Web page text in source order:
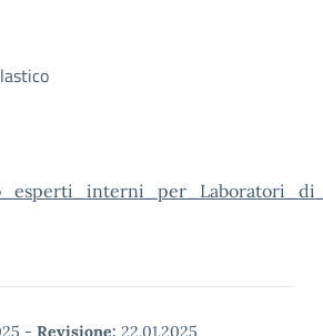
- Revisione: 22.01.2025